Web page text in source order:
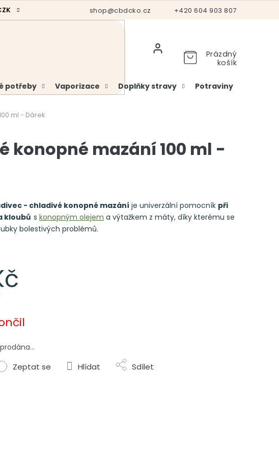
+420 604 903 807
shop@cbdcko.cz
certifikáty Hodnocení obchodu Vrácení a reklamace
Prázdný
košík
potřeby Vaporizace Doplňky stravy Potraviny
ml - Dárek
konopné mazání 100 ml -
- chladivé konopné mazání je univerzální pomocník při
kloubů s konopným olejem a výtažkem z máty, díky kterému se
bolestivých problémů.
Zeptat se Hlídat Sdílet